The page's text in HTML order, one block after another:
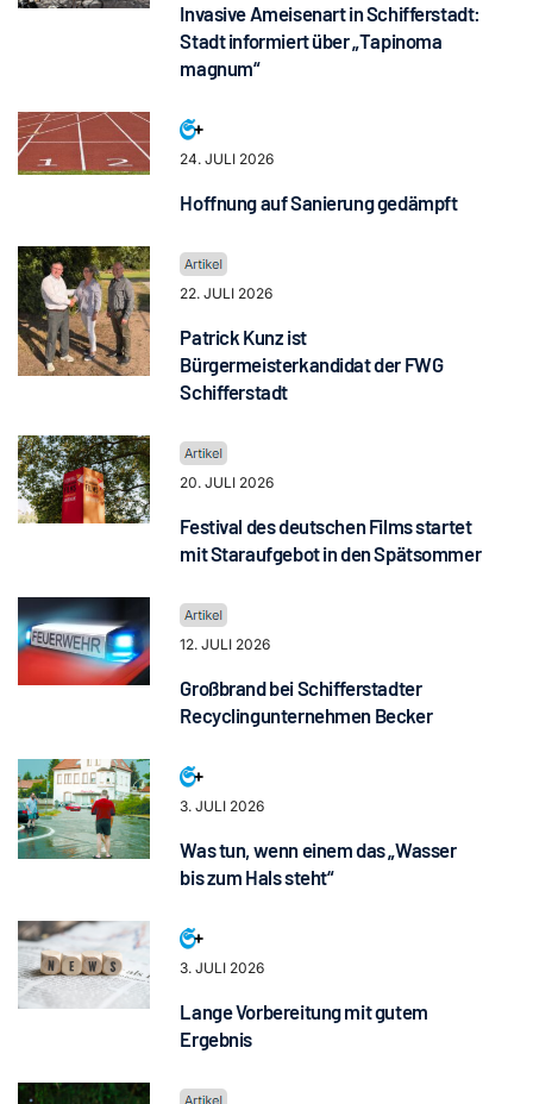
Invasive Ameisenart in Schifferstadt:
Stadt informiert über „Tapinoma
magnum“
24. JULI 2026
Hoffnung auf Sanierung gedämpft
22. JULI 2026
Patrick Kunz ist
Bürgermeisterkandidat der FWG
Schifferstadt
20. JULI 2026
Festival des deutschen Films startet
mit Staraufgebot in den Spätsommer
12. JULI 2026
Großbrand bei Schifferstadter
Recyclingunternehmen Becker
3. JULI 2026
Was tun, wenn einem das „Wasser
bis zum Hals steht“
3. JULI 2026
Lange Vorbereitung mit gutem
Ergebnis